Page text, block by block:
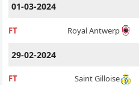
01-03-2024
FT Royal Antwerp
29-02-2024
FT Saint Gilloise